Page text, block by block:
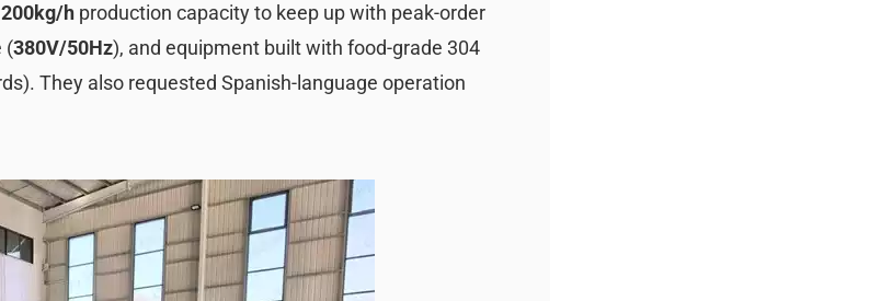
200kg/h production capacity to keep up with peak-order
(380V/50Hz), and equipment built with food-grade 304
They also requested Spanish-language operation